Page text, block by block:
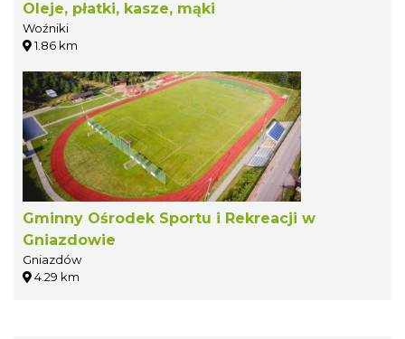
Oleje, płatki, kasze, mąki
Woźniki
1.86 km
Gminny Ośrodek Sportu i Rekreacji w
Gniazdowie
Gniazdów
4.29 km